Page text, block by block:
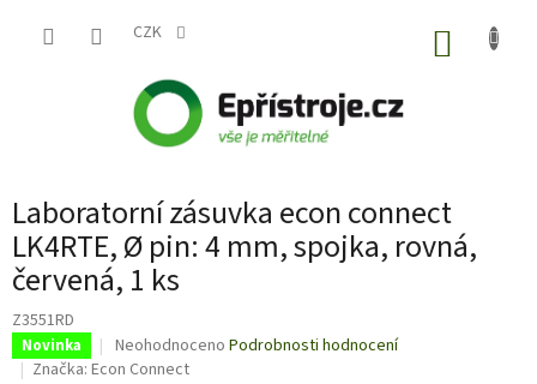
CZK
Laboratorní zásuvka econ connect
LK4RTE, Ø pin: 4 mm, spojka, rovná,
červená, 1 ks
Z3551RD
Novinka
Průměrné
hodnocení
Neohodnoceno Podrobnosti hodnocení
Značka: Econ Connect